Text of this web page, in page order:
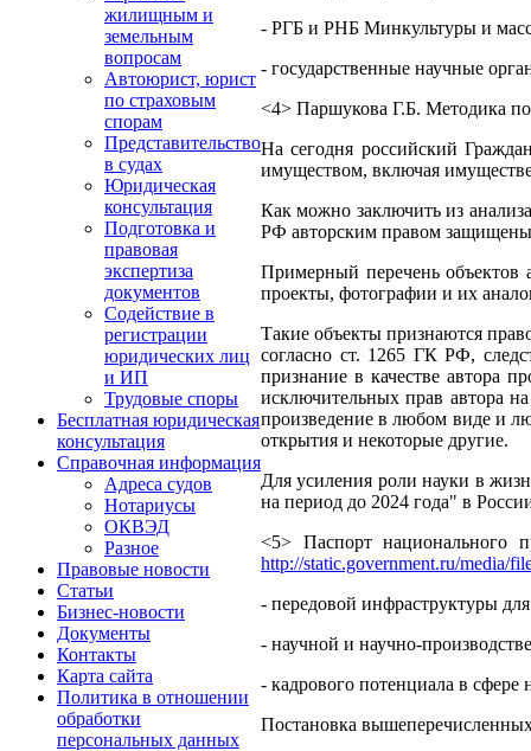
жилищным и
земельным
вопросам
Автоюрист, юрист
по страховым
спорам
Представительство
в судах
Юридическая
консультация
Подготовка и
правовая
экспертиза
документов
Содействие в
регистрации
юридических лиц
и ИП
Трудовые споры
Бесплатная юридическая
консультация
Справочная информация
Адреса судов
Нотариусы
ОКВЭД
Разное
Правовые новости
Статьи
Бизнес-новости
Документы
Контакты
Карта сайта
Политика в отношении
обработки
персональных данных
- РГБ и РНБ Минкультуры и
- государственные научные
<4> Паршукова Г.Б. Методика
На сегодня российский
имуществом, включая
Как можно заключить из
РФ авторским правом защищены
Примерный перечень объектов
проекты, фотографии и их
Такие объекты признаются
согласно ст. 1265 ГК РФ,
признание в качестве автора
исключительных прав автора
произведение в любом виде и
открытия и некоторые другие.
Для усиления роли науки в
на период до 2024 года" в
<5> Паспорт национального
http://static.government.ru/
- передовой инфраструктуры
- научной и научно-
- кадрового потенциала в
Постановка